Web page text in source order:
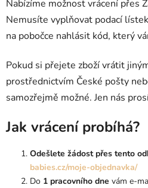
Nabízíme možnost vrácení přes
Nemusíte vyplňovat podací
na pobočce nahlásit kód, který
Pokud si přejete zboží vrátit
prostřednictvím České pošty
samozřejmě možné. Jen nás
Jak vrácení probíhá?
Odešlete žádost přes tento
babies.cz/moje-objednavka/
Do 1 pracovního dne vám e-